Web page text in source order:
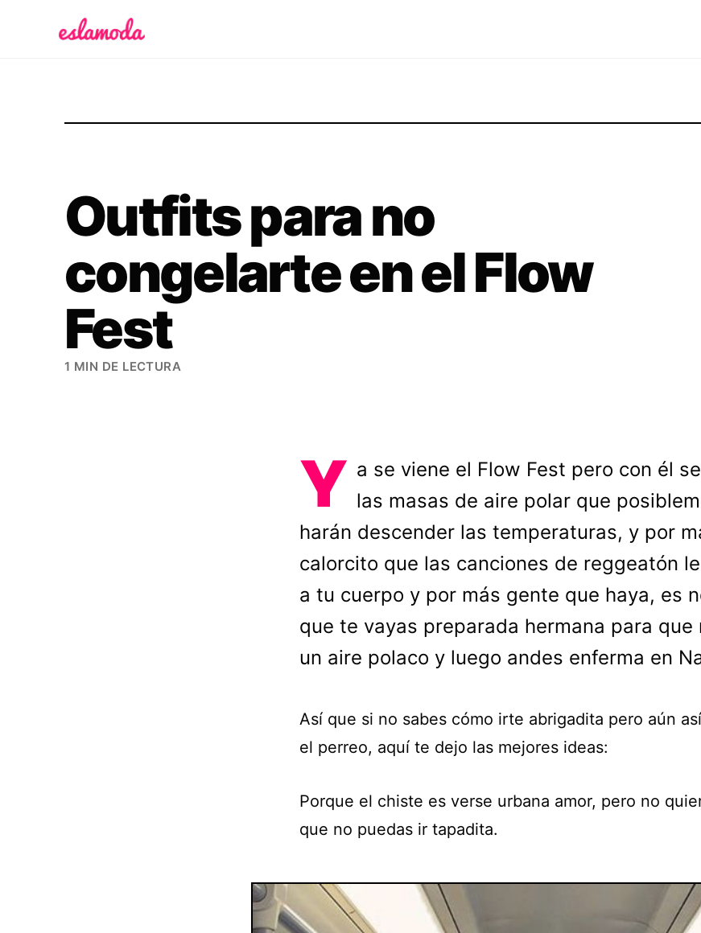
Outfits para no
congelarte en el Flow
Fest
1 MIN DE LECTURA
Y a se viene el Flow Fest pero con él
las masas de aire polar que
harán descender las temperaturas, y por
calorcito que las canciones de reggeatón
a tu cuerpo y por más gente que haya, es
que te vayas preparada hermana para que
un aire polaco y luego andes enferma en
Así que si no sabes cómo irte abrigadita pero aún
el perreo, aquí te dejo las mejores ideas:
Porque el chiste es verse urbana amor, pero no
que no puedas ir tapadita.